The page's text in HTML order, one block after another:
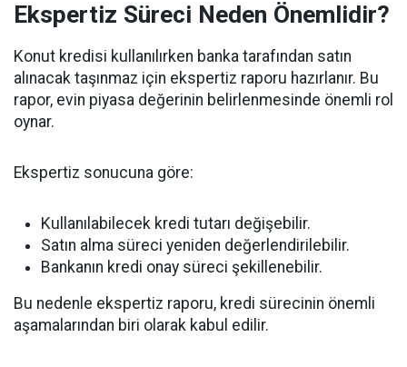
Ekspertiz Süreci Neden Önemlidir?
Konut kredisi kullanılırken banka tarafından satın
alınacak taşınmaz için ekspertiz raporu hazırlanır. Bu
rapor, evin piyasa değerinin belirlenmesinde önemli rol
oynar.
Ekspertiz sonucuna göre:
Kullanılabilecek kredi tutarı değişebilir.
Satın alma süreci yeniden değerlendirilebilir.
Bankanın kredi onay süreci şekillenebilir.
Bu nedenle ekspertiz raporu, kredi sürecinin önemli
aşamalarından biri olarak kabul edilir.